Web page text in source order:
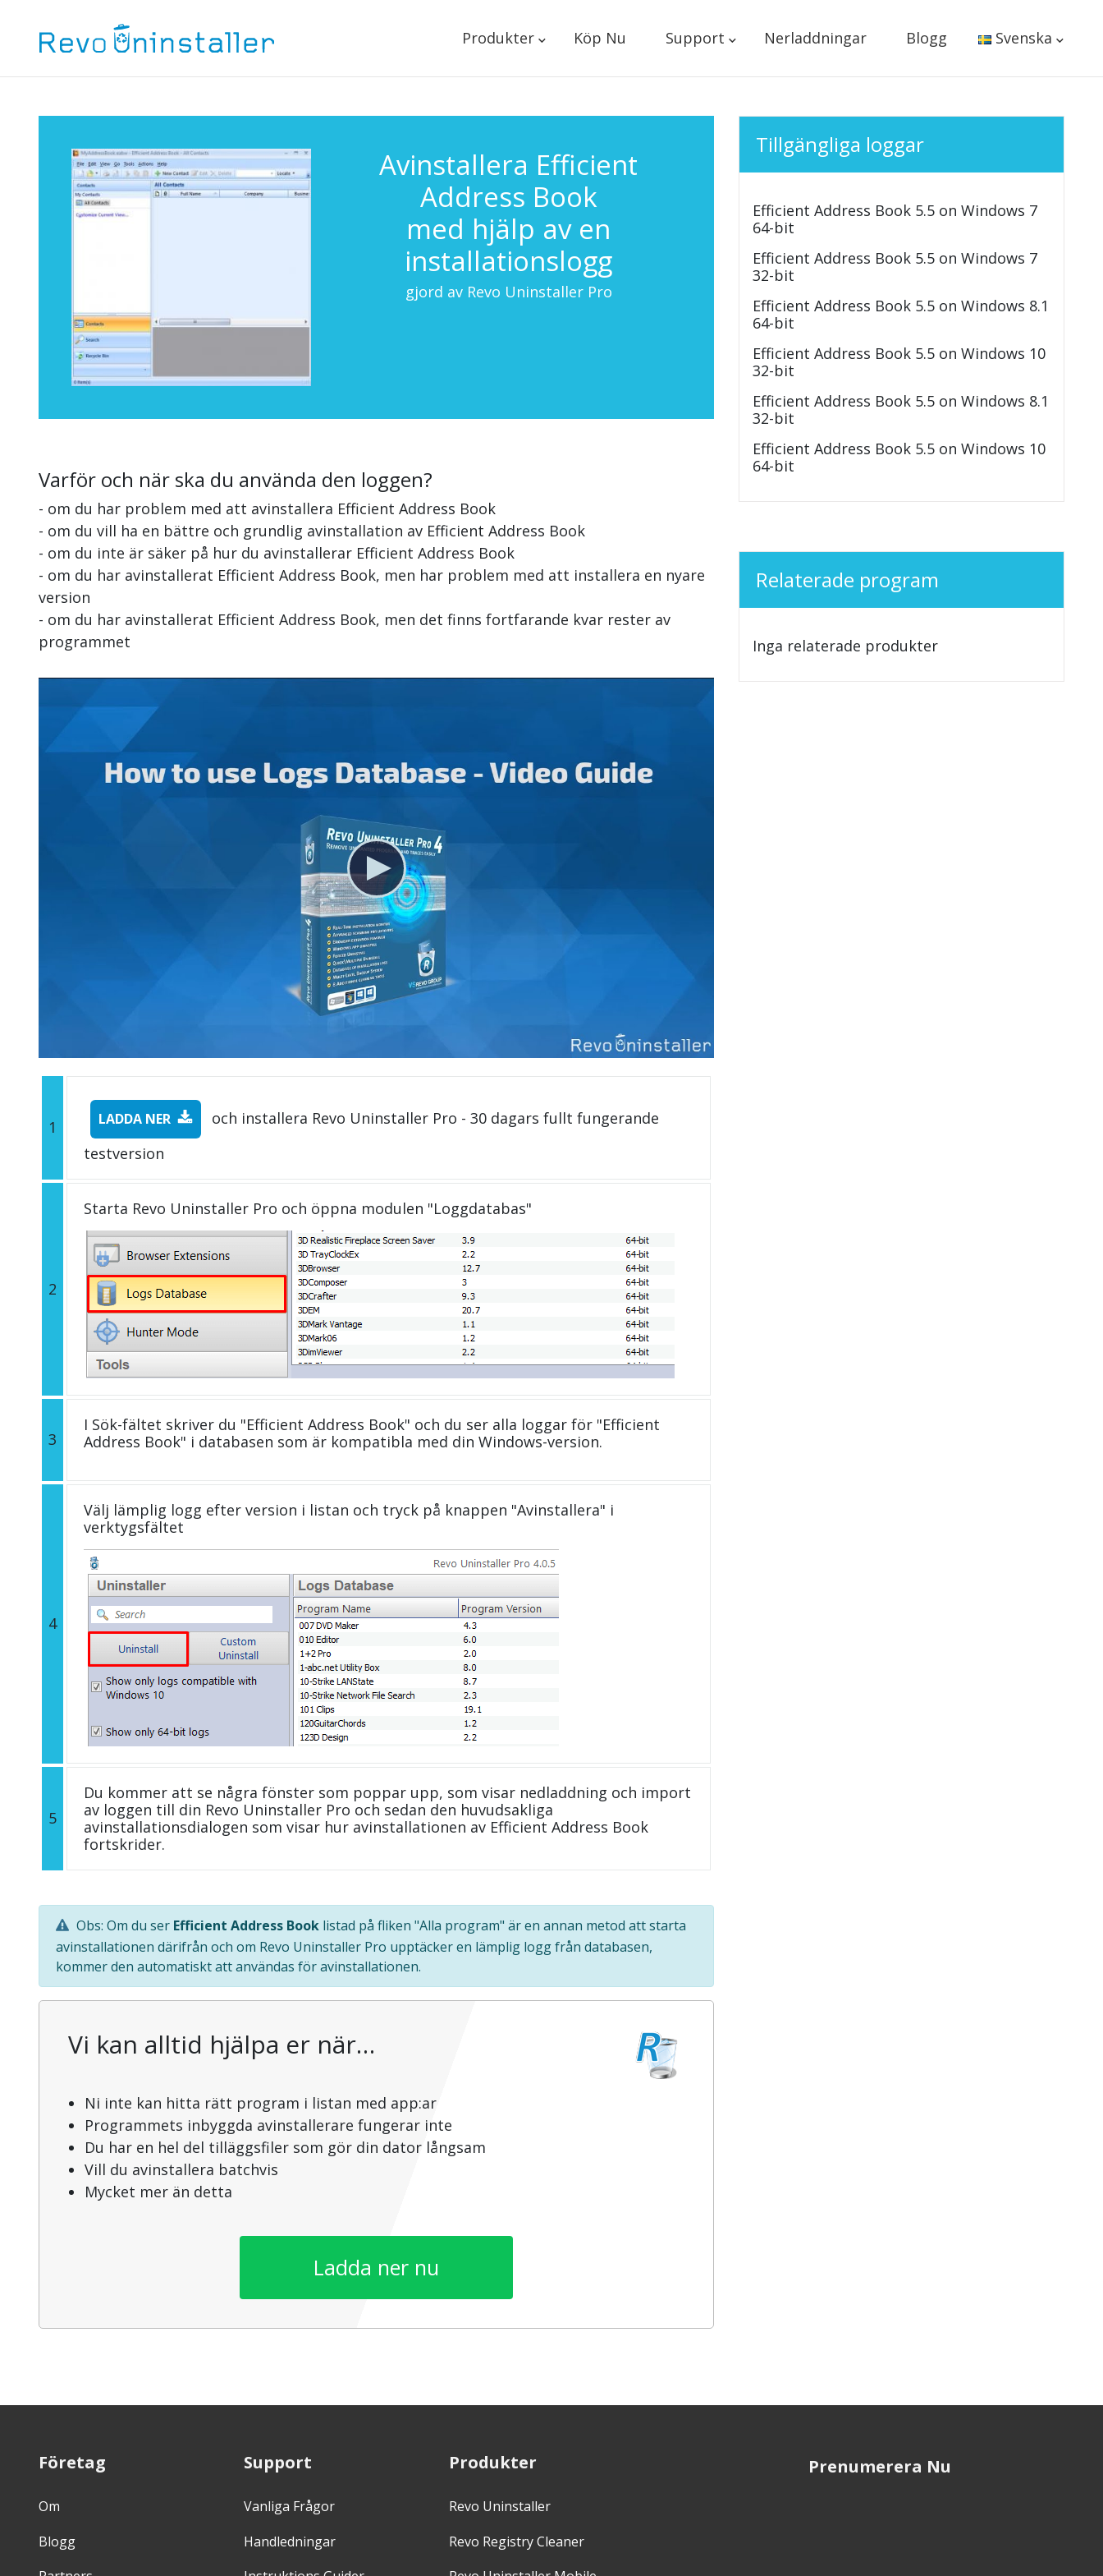
Produkter Köp Nu Support Nerladdningar Blogg Svenska
Avinstallera Efficient
Address Book
med hjälp av en
installationslogg
gjord av Revo Uninstaller Pro
Varför och när ska du använda den loggen?
- om du har problem med att avinstallera Efficient Address Book
- om du vill ha en bättre och grundlig avinstallation av Efficient Address Book
- om du inte är säker på hur du avinstallerar Efficient Address Book
- om du har avinstallerat Efficient Address Book, men har problem med att installera en nyare
version
- om du har avinstallerat Efficient Address Book, men det finns fortfarande kvar rester av
programmet
1 LADDA NER
och installera Revo Uninstaller Pro - 30 dagars fullt fungerande
testversion
2
Starta Revo Uninstaller Pro och öppna modulen "Loggdatabas"
3
I Sök-fältet skriver du "Efficient Address Book" och du ser alla loggar för "Efficient
Address Book" i databasen som är kompatibla med din Windows-version.
4
Välj lämplig logg efter version i listan och tryck på knappen "Avinstallera" i
verktygsfältet
5
Du kommer att se några fönster som poppar upp, som visar nedladdning och import
av loggen till din Revo Uninstaller Pro och sedan den huvudsakliga
avinstallationsdialogen som visar hur avinstallationen av Efficient Address Book
fortskrider.
Obs: Om du ser Efficient Address Book listad på fliken "Alla program" är en annan metod att starta
avinstallationen därifrån och om Revo Uninstaller Pro upptäcker en lämplig logg från databasen,
kommer den automatiskt att användas för avinstallationen.
Vi kan alltid hjälpa er när…
Ni inte kan hitta rätt program i listan med app:ar
Programmets inbyggda avinstallerare fungerar inte
Du har en hel del tilläggsfiler som gör din dator långsam
Vill du avinstallera batchvis
Mycket mer än detta
Ladda ner nu
Tillgängliga loggar
Efficient Address Book 5.5 on Windows 7
64-bit
Efficient Address Book 5.5 on Windows 7
32-bit
Efficient Address Book 5.5 on Windows 8.1
64-bit
Efficient Address Book 5.5 on Windows 10
32-bit
Efficient Address Book 5.5 on Windows 8.1
32-bit
Efficient Address Book 5.5 on Windows 10
64-bit
Relaterade program
Inga relaterade produkter
Företag
Om
Blogg
Support
Vanliga Frågor
Handledningar
Produkter
Revo Uninstaller
Revo Registry Cleaner
Prenumerera Nu